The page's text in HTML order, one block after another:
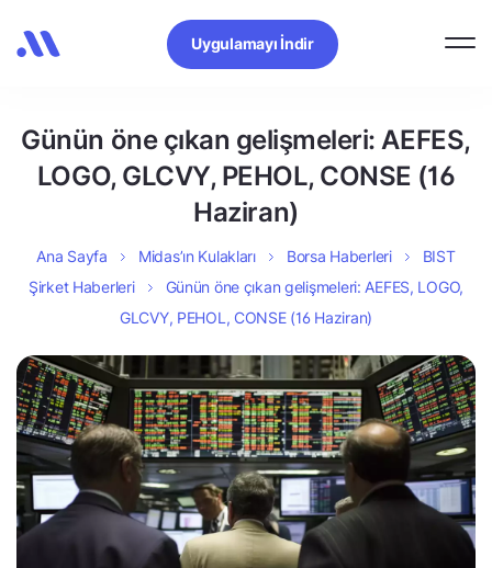
Uygulamayı İndir
Günün öne çıkan gelişmeleri: AEFES,
LOGO, GLCVY, PEHOL, CONSE (16
Haziran)
Ana Sayfa Midas’ın Kulakları Borsa Haberleri
BIST
Şirket Haberleri
Günün öne çıkan gelişmeleri: AEFES, LOGO,
GLCVY, PEHOL, CONSE (16 Haziran)